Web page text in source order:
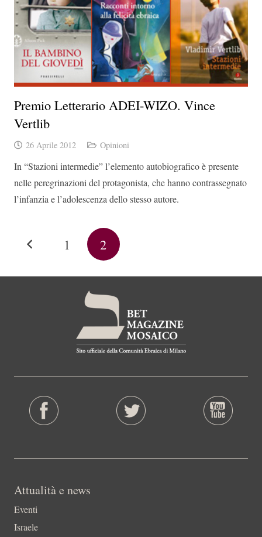
Premio Letterario ADEI-WIZO. Vince
Vertlib
26 Aprile 2012 Opinioni
In “Stazioni intermedie” l’elemento autobiografico è presente
nelle peregrinazioni del protagonista, che hanno contrassegnato
l’infanzia e l’adolescenza dello stesso autore.
1 2
Attualità e news
Eventi
Israele